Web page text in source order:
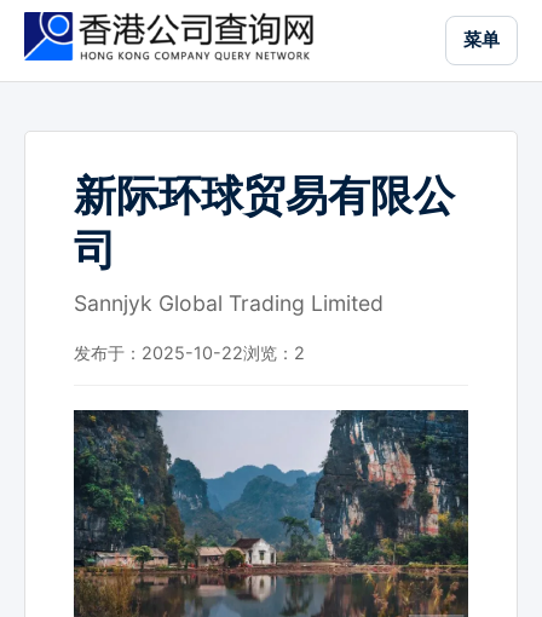
菜单
新际环球贸易有限公
司
Sannjyk Global Trading Limited
发布于：2025-10-22浏览： 2